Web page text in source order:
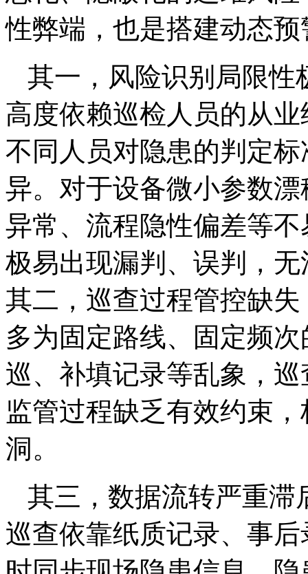
性弊端，也是搭建动态
其一，风险识别局限性
高度依赖巡检人员的从
不同人员对隐患的判定
异。对于设备微小参数
异常、流程隐性偏差等
极易出现漏判、误判，
其二，巡查过程管控缺
多为固定路线、固定频
巡、补填记录等乱象，
监管过程缺乏有效约束
洞。
其三，数据流转严重滞
巡查依靠纸质记录、事